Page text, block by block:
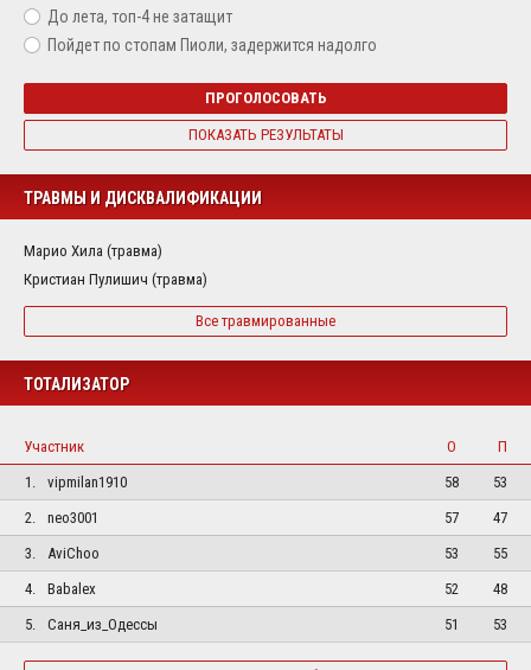
До лета, топ-4 не затащит
Пойдет по стопам Пиоли, задержится надолго
ПРОГОЛОСОВАТЬ
ПОКАЗАТЬ РЕЗУЛЬТАТЫ
ТРАВМЫ И ДИСКВАЛИФИКАЦИИ
Марио Хила (травма)
Кристиан Пулишич (травма)
Все травмированные
ТОТАЛИЗАТОР
Участник О
П
1.
vipmilan1910 58
53
2.
neo3001 57
47
3.
AviChoo 53
55
4.
Babalex 52
48
5.
Саня_из_Одессы 51 53